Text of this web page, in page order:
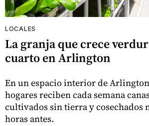
LOCALES
La granja que crece
cuarto en Arlington
En un espacio interior de
hogares reciben cada semana
cultivados sin tierra y cosechados
horas antes.